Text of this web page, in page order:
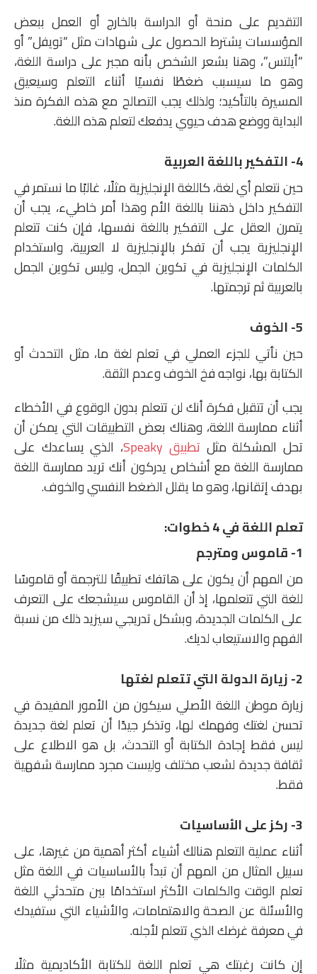
التقديم على منحة أو الدراسة بالخارج أو العمل ببعض
المؤسسات يشترط الحصول على شهادات مثل “تويفل” أو
“أيلتس”، وهنا بشعر الشخص بأنه مجبر على دراسة اللغة،
وهو ما سيسبب ضغطًا نفسيًا أثناء التعلم وسيعيق
المسيرة بالتأكيد؛ ولذلك يجب التصالح مع هذه الفكرة منذ
البداية ووضع هدف حيوي يدفعك لتعلم هذه اللغة.
4- التفكير باللغة العربية
حين نتعلم أي لغة، كاللغة الإنجليزية مثلًا، غالبًا ما نستمر في
التفكير داخل ذهننا باللغة الأم وهذا أمر خاطيء، يجب أن
يتمرن العقل على التفكير باللغة نفسها، فإن كنت تتعلم
الإنجليزية يجب أن تفكر بالإنجليزية لا العربية، واستخدام
الكلمات الإنجليزية في تكوين الجمل، وليس تكوين الجمل
بالعربية ثم ترجمتها.
5- الخوف
حين نأتي للجزء العملي في تعلم لغة ما، مثل التحدث أو
الكتابة بها، نواجه فخ الخوف وعدم الثقة.
يجب أن تتقبل فكرة أنك لن تتعلم بدون الوقوع في الأخطاء
أثناء ممارسة اللغة، وهناك بعض التطبيقات التي يمكن أن
تحل المشكلة مثل تطبيق Speaky
، الذي يساعدك على
ممارسة اللغة مع أشخاص يدركون أنك تريد ممارسة اللغة
بهدف إتقانها، وهو ما يقلل الضغط النفسي والخوف.
تعلم اللغة في 4 خطوات:
1- قاموس ومترجم
من المهم أن يكون على هاتفك تطبيقًا للترجمة أو قاموسًا
للغة التي تتعلمها، إذ أن القاموس سيشجعك على التعرف
على الكلمات الجديدة، وبشكل تدريجي سيزيد ذلك من نسبة
الفهم والاستيعاب لديك.
2- زيارة الدولة التي تتعلم لغتها
زيارة موطن اللغة الأصلي سيكون من الأمور المفيدة في
تحسن لغتك وفهمك لها، وتذكر جيدًا أن تعلم لغة جديدة
ليس فقط إجادة الكتابة أو التحدث، بل هو الاطلاع على
ثقافة جديدة لشعب مختلف وليست مجرد ممارسة شفهية
فقط.
3- ركز على الأساسيات
أثناء عملية التعلم هنالك أشياء أكثر أهمية من غيرها، على
سبيل المثال من المهم أن تبدأ بالأساسيات في اللغة مثل
تعلم الوقت والكلمات الأكثر استخدامًا بين متحدثي اللغة
والأسئلة عن الصحة والاهتمامات، والأشياء التي ستفيدك
في معرفة غرضك الذي تتعلم لأجله.
إن كانت رغبتك هي تعلم اللغة للكتابة الأكاديمية مثلًا